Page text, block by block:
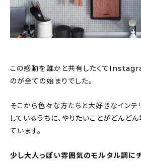
この感動を誰かと共有したくて
のが全ての始まりでした。
そこから色々な方たちと大好きなイン
しているうちに、やりたいことがどんど
ています。
少し大人っぽい雰囲気のモルタル調に